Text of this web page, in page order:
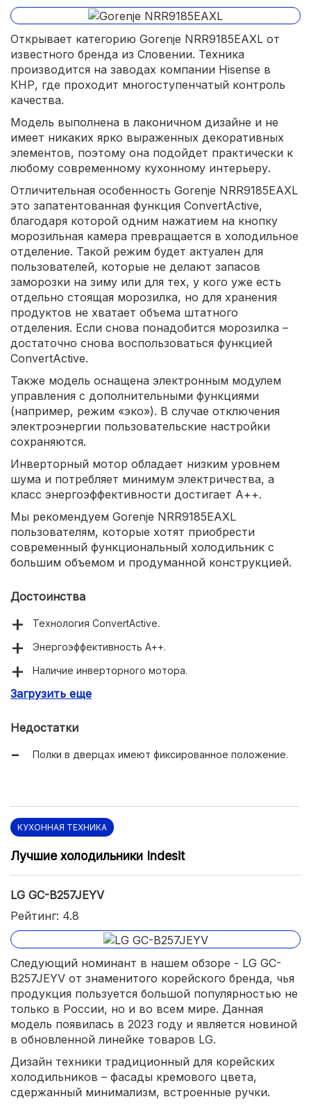
Открывает категорию Gorenje NRR9185EAXL от
известного бренда из Словении. Техника
производится на заводах компании Hisense в
КНР, где проходит многоступенчатый контроль
качества.
Модель выполнена в лаконичном дизайне и не
имеет никаких ярко выраженных декоративных
элементов, поэтому она подойдет практически к
любому современному кухонному интерьеру.
Отличительная особенность Gorenje NRR9185EAXL
это запатентованная функция ConvertActive,
благодаря которой одним нажатием на кнопку
морозильная камера превращается в холодильное
отделение. Такой режим будет актуален для
пользователей, которые не делают запасов
заморозки на зиму или для тех, у кого уже есть
отдельно стоящая морозилка, но для хранения
продуктов не хватает объема штатного
отделения. Если снова понадобится морозилка –
достаточно снова воспользоваться функцией
ConvertActive.
Также модель оснащена электронным модулем
управления с дополнительными функциями
(например, режим «эко»). В случае отключения
электроэнергии пользовательские настройки
сохраняются.
Инверторный мотор обладает низким уровнем
шума и потребляет минимум электричества, а
класс энергоэффективности достигает А++.
Мы рекомендуем Gorenje NRR9185EAXL
пользователям, которые хотят приобрести
современный функциональный холодильник с
большим объемом и продуманной конструкцией.
Достоинства
Технология ConvertActive.
Энергоэффективность А++.
Наличие инверторного мотора.
Удобная компоновка внутри.
Загрузить еще
Недостатки
Полки в дверцах имеют фиксированное положение.
КУХОННАЯ ТЕХНИКА
Лучшие холодильники Indesit
LG GC-B257JEYV
Рейтинг: 4.8
Следующий номинант в нашем обзоре - LG GC-
B257JEYV от знаменитого корейского бренда, чья
продукция пользуется большой популярностью не
только в России, но и во всем мире. Данная
модель появилась в 2023 году и является новиной
в обновленной линейке товаров LG.
Дизайн техники традиционный для корейских
холодильников – фасады кремового цвета,
сдержанный минимализм, встроенные ручки.